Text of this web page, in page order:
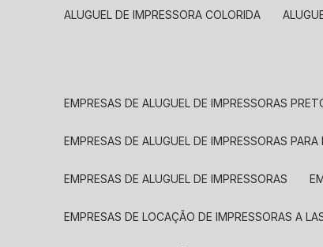
ALUGUEL DE IMPRESSORA COLORIDA
EMPRESAS DE ALUGUEL DE IMPRESSORAS
EMPRESAS DE ALUGUEL DE IMPRESSORAS
EMPRESAS DE ALUGUEL DE IMPRESSORAS
EMPRESAS DE LOCAÇÃO DE IMPRESSORAS A